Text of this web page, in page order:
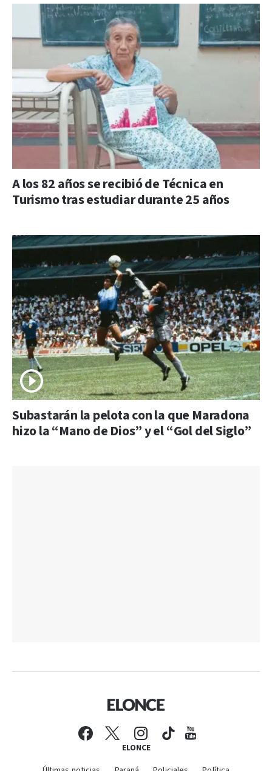
A los 82 años se recibió de Técnica en
Turismo tras estudiar durante 25 años
Subastarán la pelota con la que Maradona
hizo la “Mano de Dios” y el “Gol del Siglo”
ELONCE